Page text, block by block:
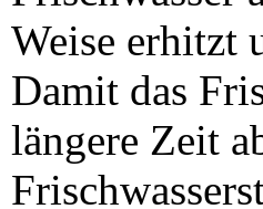
Weise erhitzt
Damit das
längere Zeit